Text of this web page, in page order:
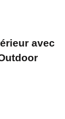
avec